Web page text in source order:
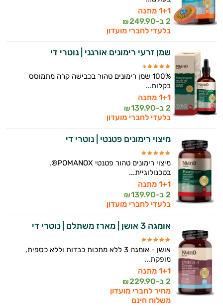
1+1 מתנה
2 ב-
249.90
₪
בלעדי לחברי מועדון
שמן זרעי רימונים אורגני | נוטרי די
100% שמן רימונים טהור בכבישה קרה מתמוסס
בקלות...
1+1 מתנה
2 ב-
139.90
₪
בלעדי לחברי מועדון
מיצוי רימונים פטנטי | נוטרי די
מיצוי רימונים טהור פטנטי POMANOX®.
בטכנולוגיית...
1+1 מתנה
2 ב-
139.90
₪
בלעדי לחברי מועדון
אומגה 3 אושן | מארז משתלם | נוטרי די
אושן - אומגה 3 ללא מתכות כבדות וללא כספית,
מופקת...
1+1 מתנה
2 ב-
229.90
₪
מחיר לחברי מועדון
משלוח חינם
התשובות שלי מבוססות על מאגרי מידע קליניים
וספרות מקצועית בתחומי הרפואה הטבעית
ותזונת הספורט.
התזונה ומוצרי הבריאות המדויקים למטרות
ולמצב הגופני שלך, ולהסביר לך אילו רכיבים
עובדים יחד כדי למקסם תוצאות גם בחיי היום
יום וגם בתחום הכושר והספורט.
המטרה שלי היא להתאים עבורך המלצות
אישיות מבוססות מדעית.
זה הזמן להתחיל. איך אוכל לעזור?